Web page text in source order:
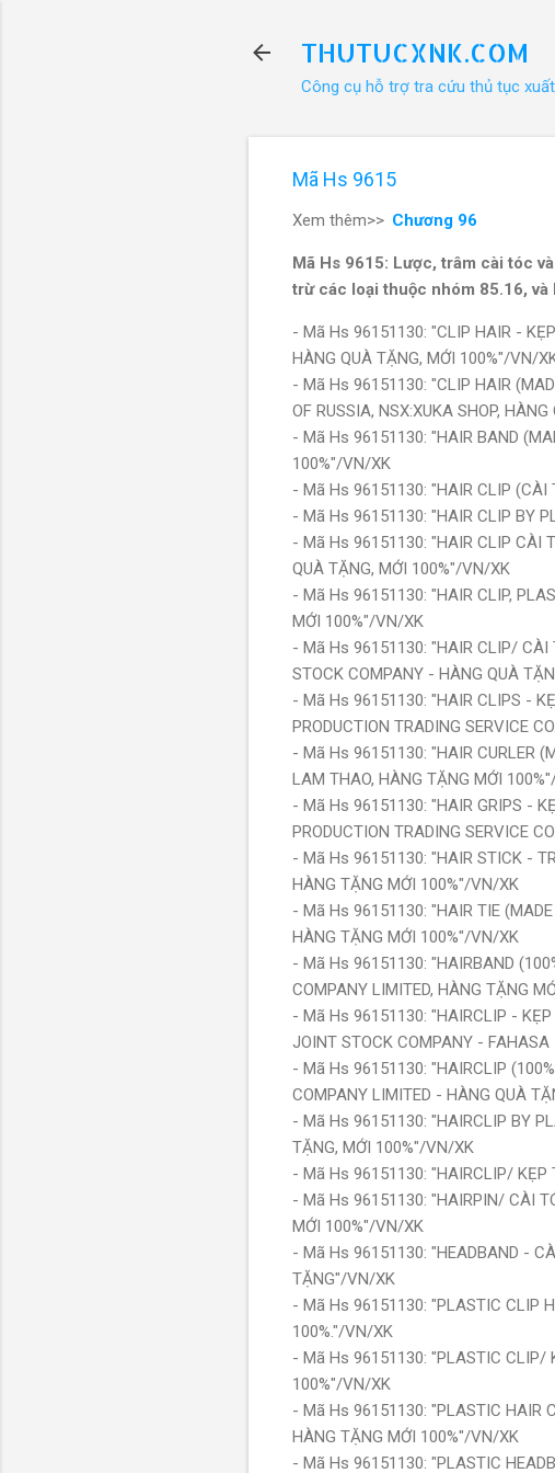
THUTUCXNK.COM
Công cụ hỗ trợ tra cứu thủ tục
Mã Hs 9615
Xem thêm>> Chương 96
Mã Hs 9615: Lược, trâm cài tóc
trừ các loại thuộc nhóm 85.16,
- Mã Hs 96151130: "CLIP HAIR -
HÀNG QUÀ TẶNG, MỚI 100%"/VN/
- Mã Hs 96151130: "CLIP HAIR
OF RUSSIA, NSX:XUKA SHOP,
- Mã Hs 96151130: "HAIR BAND
100%"/VN/XK
- Mã Hs 96151130: "HAIR CLIP (CÀI
- Mã Hs 96151130: "HAIR CLIP BY
- Mã Hs 96151130: "HAIR CLIP CÀI
QUÀ TẶNG, MỚI 100%"/VN/XK
- Mã Hs 96151130: "HAIR CLIP,
MỚI 100%"/VN/XK
- Mã Hs 96151130: "HAIR CLIP/ CÀI
STOCK COMPANY - HÀNG QUÀ
- Mã Hs 96151130: "HAIR CLIPS -
PRODUCTION TRADING SERVICE
- Mã Hs 96151130: "HAIR CURLER
LAM THAO, HÀNG TẶNG MỚI
- Mã Hs 96151130: "HAIR GRIPS -
PRODUCTION TRADING SERVICE
- Mã Hs 96151130: "HAIR STICK -
HÀNG TẶNG MỚI 100%"/VN/XK
- Mã Hs 96151130: "HAIR TIE (MADE
HÀNG TẶNG MỚI 100%"/VN/XK
- Mã Hs 96151130: "HAIRBAND
COMPANY LIMITED, HÀNG TẶNG
- Mã Hs 96151130: "HAIRCLIP -
JOINT STOCK COMPANY -
- Mã Hs 96151130: "HAIRCLIP
COMPANY LIMITED - HÀNG QUÀ
- Mã Hs 96151130: "HAIRCLIP BY
TẶNG, MỚI 100%"/VN/XK
- Mã Hs 96151130: "HAIRCLIP/ KẸP
- Mã Hs 96151130: "HAIRPIN/ CÀI
MỚI 100%"/VN/XK
- Mã Hs 96151130: "HEADBAND -
TẶNG"/VN/XK
- Mã Hs 96151130: "PLASTIC CLIP
100%."/VN/XK
- Mã Hs 96151130: "PLASTIC CLIP/
100%"/VN/XK
- Mã Hs 96151130: "PLASTIC HAIR
HÀNG TẶNG MỚI 100%"/VN/XK
- Mã Hs 96151130: "PLASTIC